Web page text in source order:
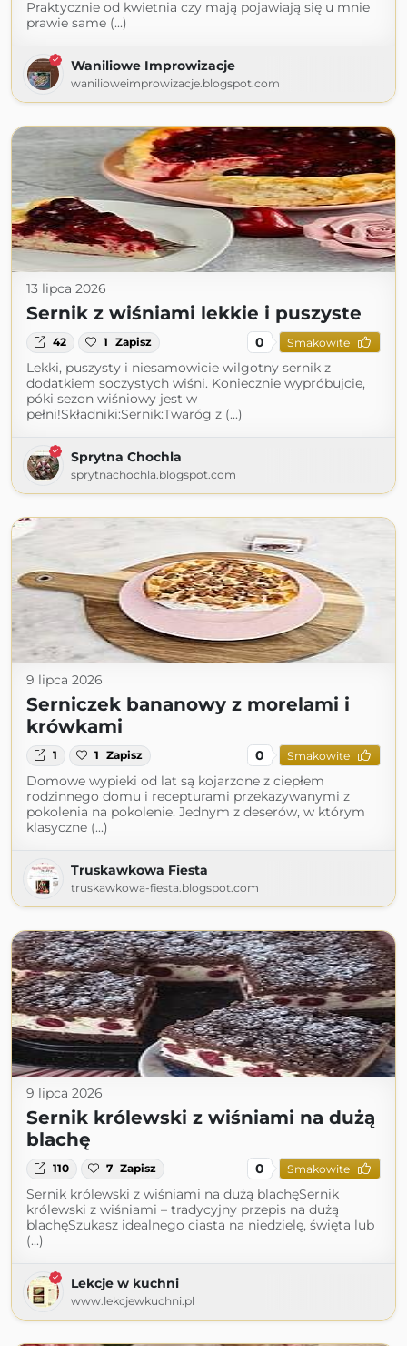
Praktycznie od kwietnia czy mają pojawiają się u mnie
prawie same (...)
Waniliowe Improwizacje
wanilioweimprowizacje.blogspot.com
13 lipca 2026
Sernik z wiśniami lekkie i puszyste
42 1 Zapisz 0 Smakowite
Lekki, puszysty i niesamowicie wilgotny sernik z
dodatkiem soczystych wiśni. Koniecznie wypróbujcie,
póki sezon wiśniowy jest w
pełni!Składniki:Sernik:Twaróg z (...)
Sprytna Chochla
sprytnachochla.blogspot.com
9 lipca 2026
Serniczek bananowy z morelami i
krówkami
1 1 Zapisz 0 Smakowite
Domowe wypieki od lat są kojarzone z ciepłem
rodzinnego domu i recepturami przekazywanymi z
pokolenia na pokolenie. Jednym z deserów, w którym
klasyczne (...)
Truskawkowa Fiesta
truskawkowa-fiesta.blogspot.com
9 lipca 2026
Sernik królewski z wiśniami na dużą
blachę
110 7 Zapisz 0 Smakowite
Sernik królewski z wiśniami na dużą blachęSernik
królewski z wiśniami – tradycyjny przepis na dużą
blachęSzukasz idealnego ciasta na niedzielę, święta lub
(...)
Lekcje w kuchni
www.lekcjewkuchni.pl